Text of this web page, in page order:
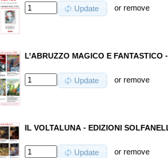
Update orremove
L’ABRUZZO MAGICO E FANTASTICO
Update orremove
IL VOLTALUNA - EDIZIONI
Update orremove